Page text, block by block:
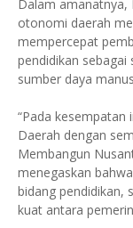
Dalam amanatnya,
otonomi daerah
mempercepat
pendidikan
sumber daya
“Pada
Daerah dengan
Membangun
menegaskan
bidang pendidikan,
kuat antara